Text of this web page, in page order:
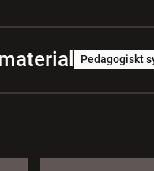
Pedagogiskt